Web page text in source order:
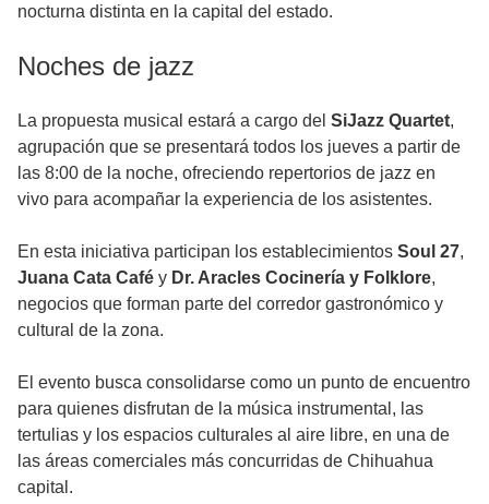
nocturna distinta en la capital del estado.
Noches de jazz
La propuesta musical estará a cargo del SiJazz Quartet,
agrupación que se presentará todos los jueves a partir de
las 8:00 de la noche, ofreciendo repertorios de jazz en
vivo para acompañar la experiencia de los asistentes.
En esta iniciativa participan los establecimientos Soul 27,
Juana Cata Café y Dr. Aracles Cocinería y Folklore,
negocios que forman parte del corredor gastronómico y
cultural de la zona.
El evento busca consolidarse como un punto de encuentro
para quienes disfrutan de la música instrumental, las
tertulias y los espacios culturales al aire libre, en una de
las áreas comerciales más concurridas de Chihuahua
capital.